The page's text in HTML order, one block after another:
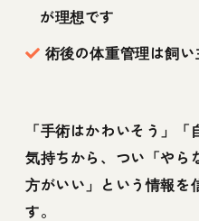
が理想です
術後の体重管理は飼
「手術はかわいそう」
気持ちから、つい「やら
方がいい」という情報を
す。